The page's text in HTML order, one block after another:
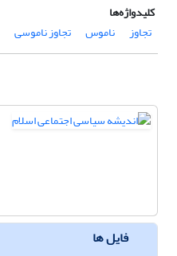
کلیدواژه‌ها
تجاوز
ناموس تجاوز ناموسی
فایل ها